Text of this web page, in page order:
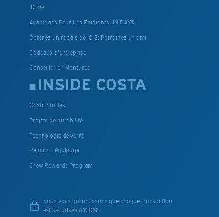
ID.me
Avantages Pour Les Étudiants UNIDAYS
Obtenez un rabais de 10 $: Parrainez un ami
Cadeaux d'entreprise
Conseiller en Montures
INSIDE COSTA
Costa Stories
Projets de durabilité
Technologie de verre
Rejoins L'équipage
Crew Rewards Program
Nous vous garantissons que chaque transaction
est sécurisée à 100%